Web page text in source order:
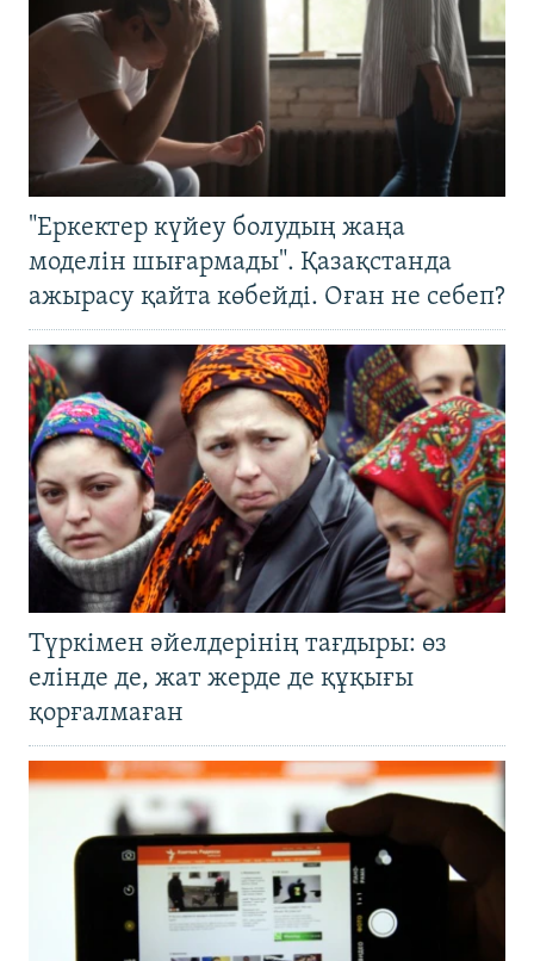
"Еркектер күйеу болудың жаңа
моделін шығармады". Қазақстанда
ажырасу қайта көбейді. Оған не себеп?
Түркімен әйелдерінің тағдыры: өз
елінде де, жат жерде де құқығы
қорғалмаған